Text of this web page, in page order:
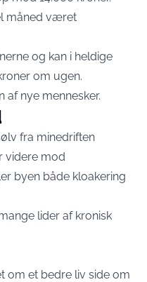
måned været
og kan i heldige
om ugen.
nye mennesker.
fra minedriften
videre mod
byen både kloakering
lider af kronisk
om et bedre liv side om